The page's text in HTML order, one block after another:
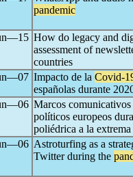
pandemic
How do legacy and
assessment of
countries
Impacto de la Covid-
españolas durante
Marcos
políticos europeos
poliédrica a la extrema
Astroturfing as a
Twitter during the